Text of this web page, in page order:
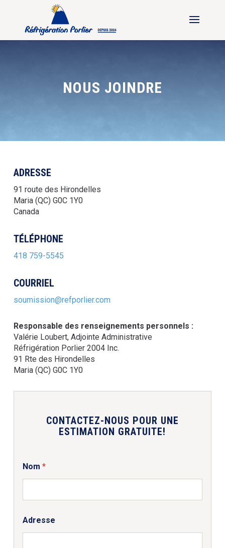
NOUS JOINDRE
ADRESSE
91 route des Hirondelles
Maria (QC) G0C 1Y0
Canada
TÉLÉPHONE
418 759-5545
COURRIEL
soumission@refporlier.com
Responsable des renseignements personnels :
Valérie Loubert, Adjointe Administrative
Réfrigération Porlier 2004 Inc.
91 Rte des Hirondelles
Maria (QC) G0C 1Y0
CONTACTEZ-NOUS POUR UNE
ESTIMATION GRATUITE!
Nom *
Adresse